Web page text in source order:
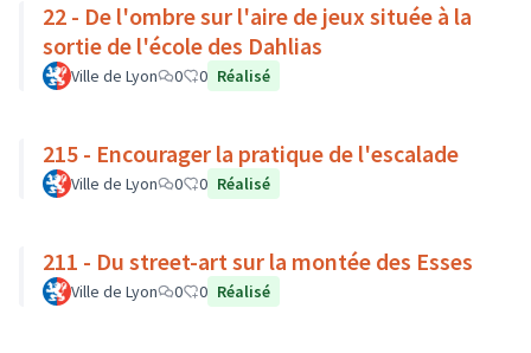
22 - De l'ombre sur l'aire de jeux située à la
sortie de l'école des Dahlias
Ville de Lyon 0 0 Réalisé
215 - Encourager la pratique de l'escalade
Ville de Lyon 0 0 Réalisé
211 - Du street-art sur la montée des Esses
Ville de Lyon 0 0 Réalisé